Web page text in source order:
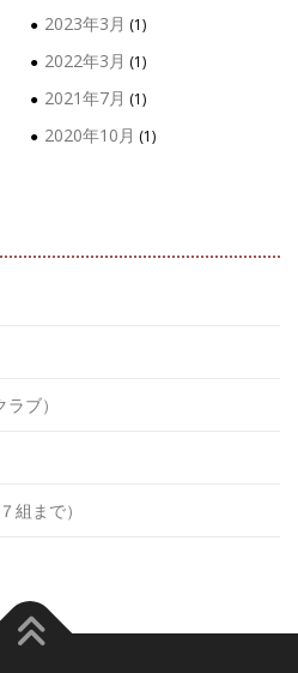
2023年3月 (1)
2022年3月 (1)
2021年7月 (1)
2020年10月 (1)
ブ）
組まで）